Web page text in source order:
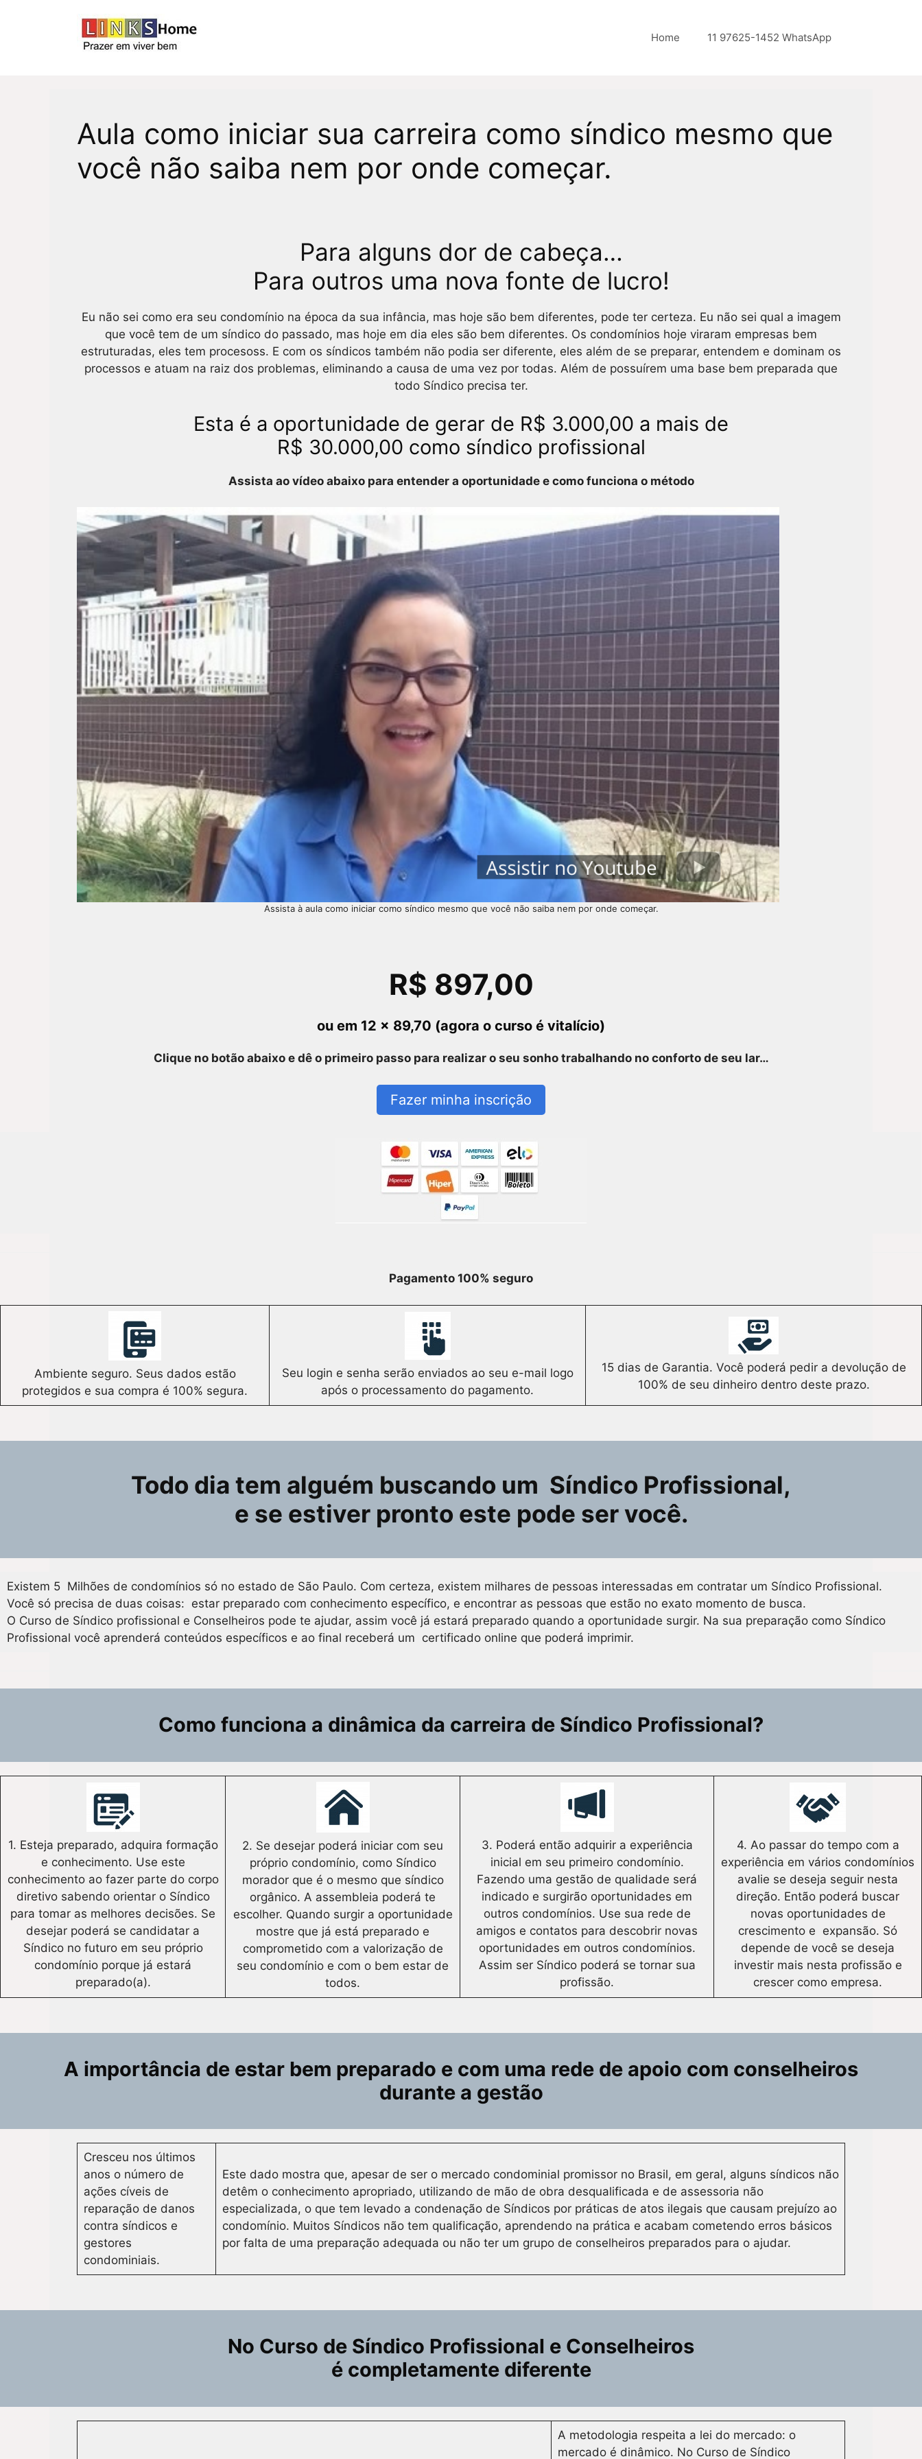
Home 11 97625-1452 WhatsApp
Aula como iniciar sua carreira como síndico mesmo que
você não saiba nem por onde começar.
Para alguns dor de cabeça…
Para outros uma nova fonte de lucro!
Eu não sei como era seu condomínio na época da sua infância, mas hoje são bem diferentes, pode ter certeza. Eu não sei qual a imagem
que você tem de um síndico do passado, mas hoje em dia eles são bem diferentes. Os condomínios hoje viraram empresas bem
estruturadas, eles tem procesoss. E com os síndicos também não podia ser diferente, eles além de se preparar, entendem e dominam os
processos e atuam na raiz dos problemas, eliminando a causa de uma vez por todas. Além de possuírem uma base bem preparada que
todo Síndico precisa ter.
Esta é a oportunidade de gerar de R$ 3.000,00 a mais de
R$ 30.000,00 como síndico profissional
Assista ao vídeo abaixo para entender a oportunidade e como funciona o método
Assista à aula como iniciar como síndico mesmo que você não saiba nem por onde começar.
R$ 897,00
ou em 12 x 89,70 (agora o curso é vitalício)
Clique no botão abaixo e dê o primeiro passo para realizar o seu sonho trabalhando no conforto de seu lar…
Fazer minha inscrição
Pagamento 100% seguro
Ambiente seguro. Seus dados estão
protegidos e sua compra é 100% segura.
Seu login e senha serão enviados ao seu e-mail logo
após o processamento do pagamento.
15 dias de Garantia. Você poderá pedir a devolução de
100% de seu dinheiro dentro deste prazo.
Todo dia tem alguém buscando um Síndico Profissional,
e se estiver pronto este pode ser você.
Existem 5 Milhões de condomínios só no estado de São Paulo. Com certeza, existem milhares de pessoas interessadas em contratar um Síndico Profissional.
Você só precisa de duas coisas: estar preparado com conhecimento específico, e encontrar as pessoas que estão no exato momento de busca.
O Curso de Síndico profissional e Conselheiros pode te ajudar, assim você já estará preparado quando a oportunidade surgir. Na sua preparação como Síndico
Profissional você aprenderá conteúdos específicos e ao final receberá um certificado online que poderá imprimir.
Como funciona a dinâmica da carreira de Síndico Profissional?
1. Esteja preparado, adquira formação
e conhecimento. Use este
conhecimento ao fazer parte do corpo
diretivo sabendo orientar o Síndico
para tomar as melhores decisões. Se
desejar poderá se candidatar a
Síndico no futuro em seu próprio
condomínio porque já estará
preparado(a).
2. Se desejar poderá iniciar com seu
próprio condomínio, como Síndico
morador que é o mesmo que síndico
orgânico. A assembleia poderá te
escolher. Quando surgir a oportunidade
mostre que já está preparado e
comprometido com a valorização de
seu condomínio e com o bem estar de
todos.
3. Poderá então adquirir a experiência
inicial em seu primeiro condomínio.
Fazendo uma gestão de qualidade será
indicado e surgirão oportunidades em
outros condomínios. Use sua rede de
amigos e contatos para descobrir novas
oportunidades em outros condomínios.
Assim ser Síndico poderá se tornar sua
profissão.
4. Ao passar do tempo com a
experiência em vários condomínios
avalie se deseja seguir nesta
direção. Então poderá buscar
novas oportunidades de
crescimento e expansão. Só
depende de você se deseja
investir mais nesta profissão e
crescer como empresa.
A importância de estar bem preparado e com uma rede de apoio com conselheiros
durante a gestão
Cresceu nos últimos
anos o número de
ações cíveis de
reparação de danos
contra síndicos e
gestores
condominiais.
Este dado mostra que, apesar de ser o mercado condominial promissor no Brasil, em geral, alguns síndicos não
detêm o conhecimento apropriado, utilizando de mão de obra desqualificada e de assessoria não
especializada, o que tem levado a condenação de Síndicos por práticas de atos ilegais que causam prejuízo ao
condomínio. Muitos Síndicos não tem qualificação, aprendendo na prática e acabam cometendo erros básicos
por falta de uma preparação adequada ou não ter um grupo de conselheiros preparados para o ajudar.
No Curso de Síndico Profissional e Conselheiros
é completamente diferente
A metodologia respeita a lei do mercado: o
mercado é dinâmico. No Curso de Síndico